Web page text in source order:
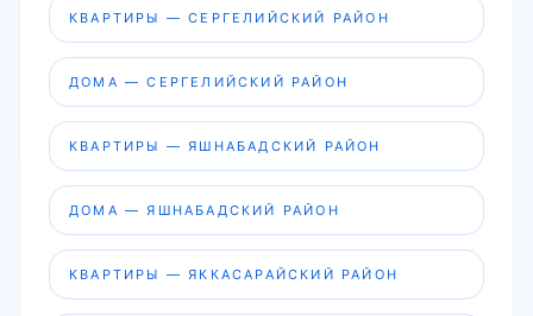
КВАРТИРЫ — СЕРГЕЛИЙСКИЙ РАЙОН
ДОМА — СЕРГЕЛИЙСКИЙ РАЙОН
КВАРТИРЫ — ЯШНАБАДСКИЙ РАЙОН
ДОМА — ЯШНАБАДСКИЙ РАЙОН
КВАРТИРЫ — ЯККАСАРАЙСКИЙ РАЙОН